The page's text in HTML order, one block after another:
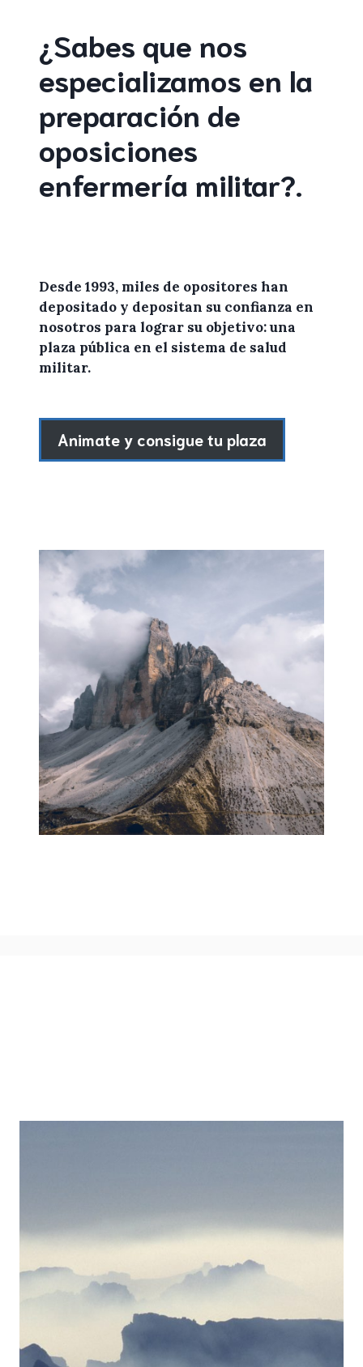
¿Sabes que nos
especializamos en la
preparación de
oposiciones
enfermería militar?.
Desde 1993, miles de opositores han
depositado y depositan su confianza en
nosotros para lograr su objetivo: una
plaza pública en el sistema de salud
militar.
Animate y consigue tu plaza